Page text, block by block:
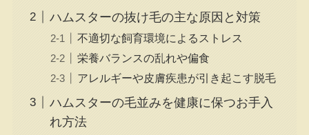
ハムスターの抜け毛の主な原因と対策
不適切な飼育環境によるストレス
栄養バランスの乱れや偏食
アレルギーや皮膚疾患が引き起こす脱毛
ハムスターの毛並みを健康に保つお手入
れ方法